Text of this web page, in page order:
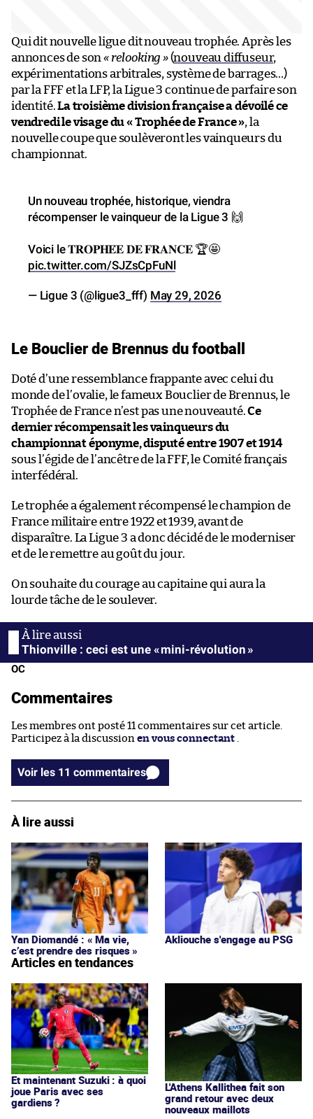
Qui dit nouvelle ligue dit nouveau trophée. Après les
annonces de son« relooking »(nouveau diffuseur,
expérimentations arbitrales, système de barrages…)
par la FFF et la LFP, la Ligue 3 continue de parfaire son
identité.La troisième division française a dévoilé ce
vendredi le visage du « Trophée de France », la
nouvelle coupe que soulèveront les vainqueurs du
championnat.
Un nouveau trophée, historique, viendra
récompenser le vainqueur de la Ligue 3 🙌
Voici le 𝐓𝐑𝐎𝐏𝐇𝐄́𝐄 𝐃𝐄 𝐅𝐑𝐀𝐍𝐂𝐄 🏆🤩
pic.twitter.com/SJZsCpFuNl
— Ligue 3 (@ligue3_fff) May 29, 2026
Le Bouclier de Brennus du football
Doté d’une ressemblance frappante avec celui du
monde de l’ovalie, le fameux Bouclier de Brennus, le
Trophée de France n’est pas une nouveauté.Ce
dernier récompensait les vainqueurs du
championnat éponyme, disputé entre 1907 et 1914
sous l’égide de l’ancêtre de la FFF, le Comité français
interfédéral.
Le trophée a également récompensé le champion de
France militaire entre 1922 et 1939, avant de
disparaître. La Ligue 3 a donc décidé de le moderniser
et de le remettre au goût du jour.
On souhaite du courage au capitaine qui aura la
lourde tâche de le soulever.
Thionville : ceci est une « mini-révolution »
OC
Commentaires
Les membres ont posté 11 commentaires sur cet article.
Participez à la discussion en vous connectant
Voir les 11 commentaires
À lire aussi
Yan Diomandé : « Ma vie,
c’est prendre des risques »
Akliouche s'engage au PSG
Articles en tendances
Et maintenant Suzuki : à quoi
joue Paris avec ses
gardiens ?
L'Athens Kallithea fait son
grand retour avec deux
nouveaux maillots